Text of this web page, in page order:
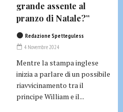
grande assente al
pranzo di Natale?”
Redazione Spetteguless
4 Novembre 2024
Mentre la stampa inglese
inizia a parlare di un possibile
riavvicinamento tra il
principe William e il...